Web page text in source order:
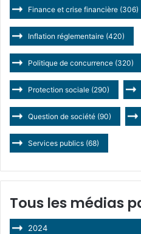
Finance et crise financière (306)
Inflation réglementaire (420)
Politique de concurrence (320)
Protection sociale (290)
Question de société (90)
Services publics (68)
Tous les médias
2024